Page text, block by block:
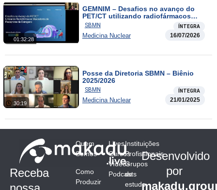
01:32:28
GEMNIM – Desafios no avanço do
PET/CT utilizando radiofármacos
marcadores de receptores de
estrógeno
SBMN ÍNTEGRA
Medicina Nuclear 16/07/2026
30:19
Posse da Diretoria SBMN – Biênio
2025/2026
SBMN ÍNTEGRA
Medicina Nuclear 21/01/2025
Receba
Quem
Somos
Como
Produzir
Lives
Cursos
Vídeos
Podcasts
Instituições
Profissionais
Grupos
de
estudo
Desenvolvido
por